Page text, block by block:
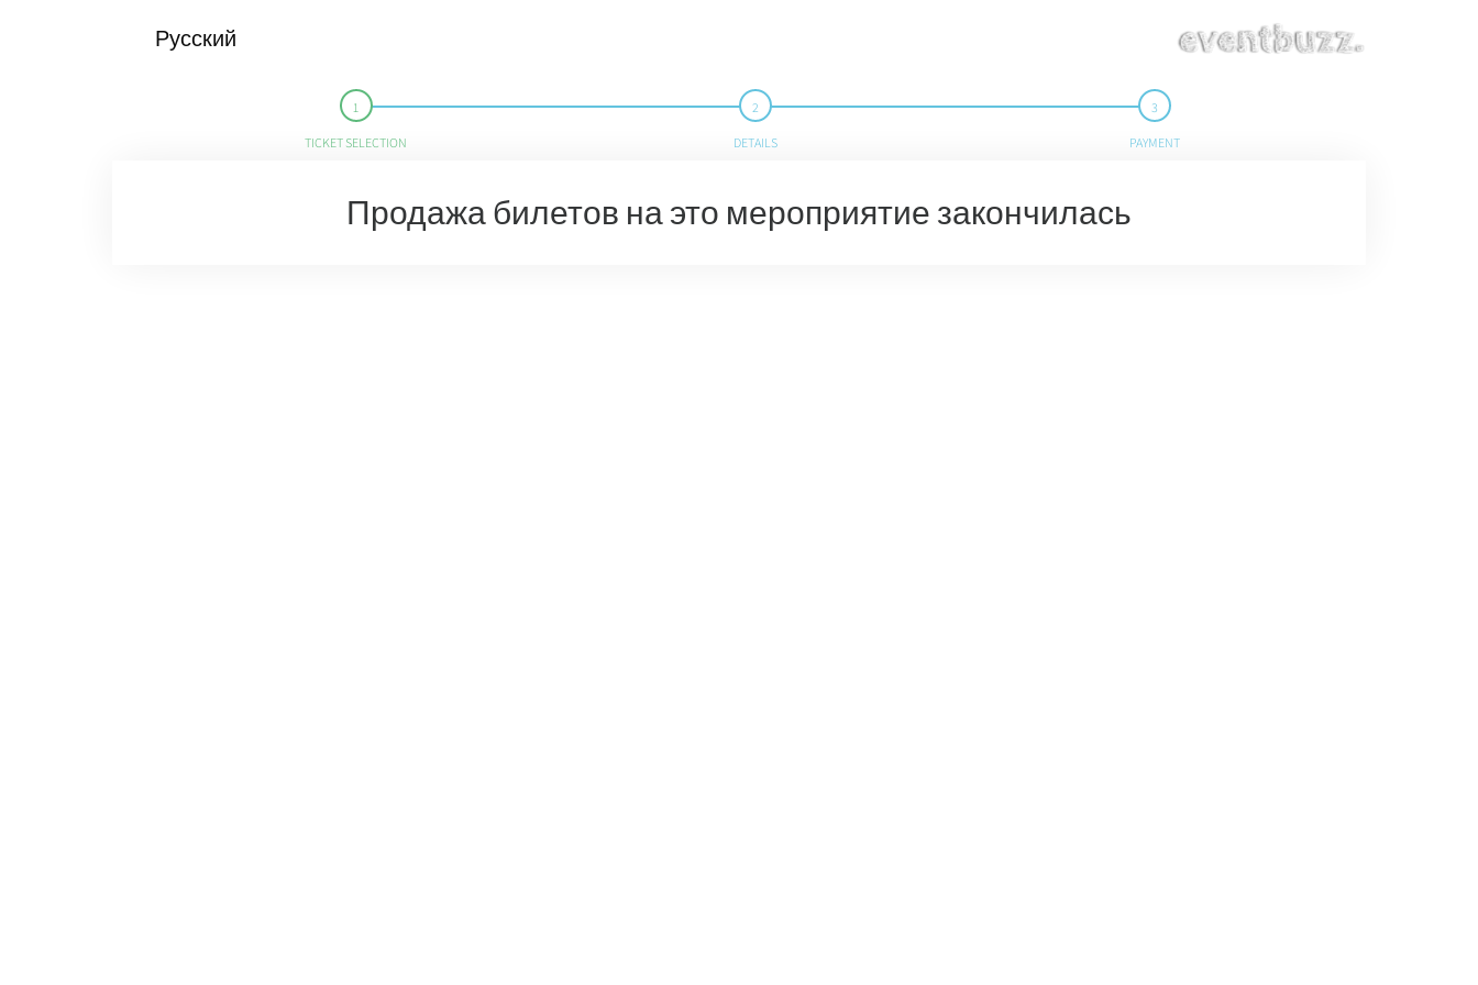
Русский
TICKET SELECTION DETAILS PAYMENT
Продажа билетов на это мероприятие закончилась